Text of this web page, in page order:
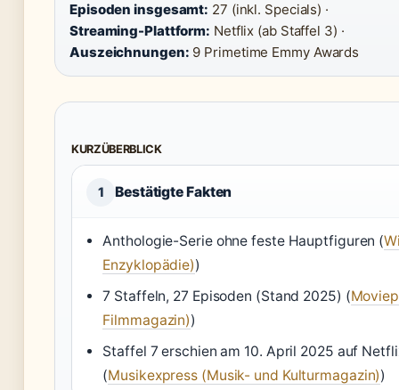
Episoden insgesamt: 27 (inkl. Specials) ·
Streaming-Plattform: Netflix (ab Staffel 3) ·
Auszeichnungen: 9 Primetime Emmy Awards
KURZÜBERBLICK
1 Bestätigte Fakten
Anthologie-Serie ohne feste Hauptfiguren (
Enzyklopädie))
7 Staffeln, 27 Episoden (Stand 2025) (
Filmmagazin))
Staffel 7 erschien am 10. April 2025 auf
(Musikexpress (Musik- und Kulturmagazin))